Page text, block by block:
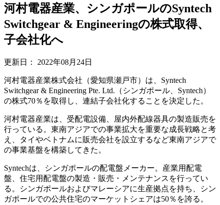
河村電器産業、シンガポールのSyntech
Switchgear & Engineeringの株式取得、
子会社化へ
更新日： 2022年08月24日
河村電器産業株式会社（愛知県瀬戸市）は、Syntech
Switchgear & Engineering Pte. Ltd.（シンガポール、Syntech）
の株式70％を取得し、連結子会社化することを決定した。
河村電器産業は、受配電設備、屋内外配線器具の製造販売を
行っている。東南アジアでの事業拡大を重要な成長戦略と考
え、タイやベトナムに販売会社を設立するなど東南アジアで
の事業基盤を構築してきた。
Syntechは、シンガポールの配電盤メーカー。産業用配電
盤、住宅用配電盤の製造・販売・メンテナンスを行ってい
る。シンガポールおよびマレーシアに生産拠点を持ち、シン
ガポールでの公共住宅のマーケットシェアは50％を誇る。